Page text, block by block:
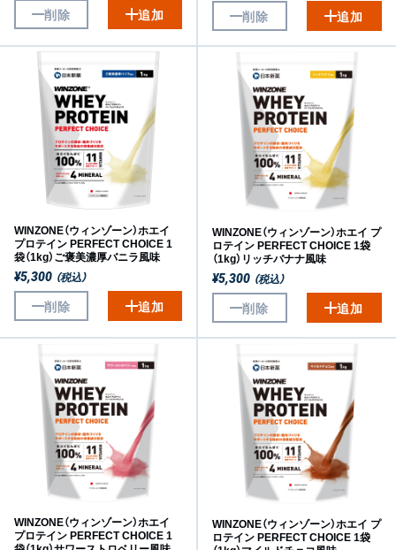
削除 追加 削除 追加
WINZONE（ウィンゾーン）ホエイ
プロテイン PERFECT CHOICE 1
袋（1kg）ご褒美濃厚バニラ風味
¥5,300 （税込）
削除 追加
WINZONE（ウィンゾーン）ホエイ プ
ロテイン PERFECT CHOICE 1袋
（1kg）リッチバナナ風味
¥5,300 （税込）
削除 追加
WINZONE（ウィンゾーン）ホエイ
プロテイン PERFECT CHOICE 1
WINZONE（ウィンゾーン）ホエイ プ
ロテイン PERFECT CHOICE 1袋